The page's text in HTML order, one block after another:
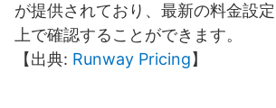
が提供されており、最新の料金設
上で確認することができます。
【出典: Runway Pricing】